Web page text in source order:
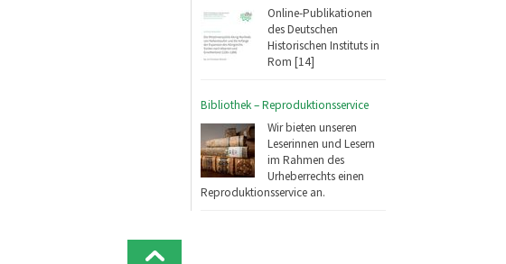
Online-Publikationen
des Deutschen
Historischen Instituts in
Rom [14]
Bibliothek – Reproduktionsservice
Wir bieten unseren
Leserinnen und Lesern
im Rahmen des
Urheberrechts einen
Reproduktionsservice an.